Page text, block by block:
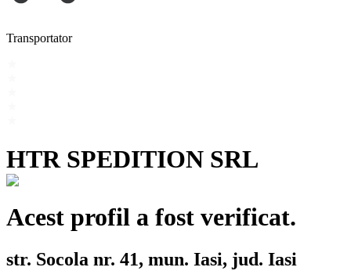
Transportator
HTR SPEDITION SRL
Acest profil a fost verificat.
str. Socola nr. 41, mun. Iasi, jud. Iasi